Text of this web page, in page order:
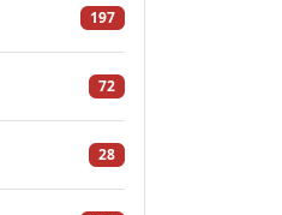
197
72
28